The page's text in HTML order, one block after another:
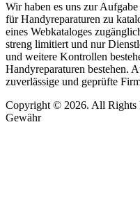
Wir haben es uns zur
für Handyreparaturen zu
eines Webkataloges
streng limitiert und nur
und weitere Kontrollen
Handyreparaturen bestehen.
zuverlässige und geprüfte
Copyright © 2026. All Rights
Gewähr